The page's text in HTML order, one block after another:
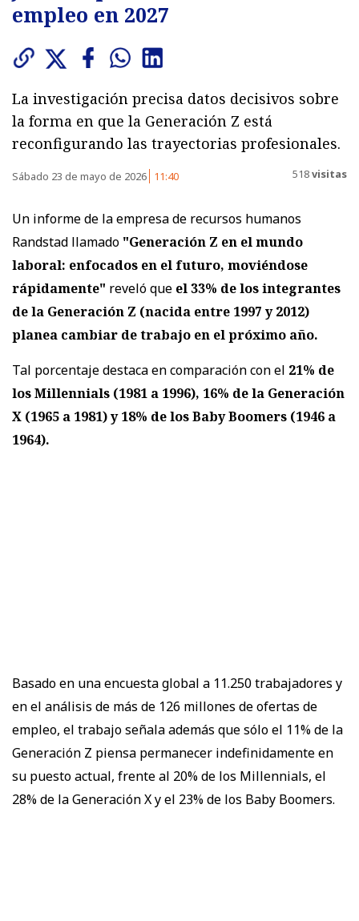
empleo en 2027
La investigación precisa datos decisivos sobre
la forma en que la Generación Z está
reconfigurando las trayectorias profesionales.
Sábado 23 de mayo de 2026 11:40 518visitas
Un informe de la empresa de recursos humanos
Randstad llamado "Generación Z en el mundo
laboral: enfocados en el futuro, moviéndose
rápidamente" reveló que el 33% de los integrantes
de la Generación Z (nacida entre 1997 y 2012)
planea cambiar de trabajo en el próximo año.
Tal porcentaje destaca en comparación con el 21% de
los Millennials (1981 a 1996), 16% de la Generación
X (1965 a 1981) y 18% de los Baby Boomers (1946 a
1964).
Basado en una encuesta global a 11.250 trabajadores y
en el análisis de más de 126 millones de ofertas de
empleo, el trabajo señala además que sólo el 11% de la
Generación Z piensa permanecer indefinidamente en
su puesto actual, frente al 20% de los Millennials, el
28% de la Generación X y el 23% de los Baby Boomers.